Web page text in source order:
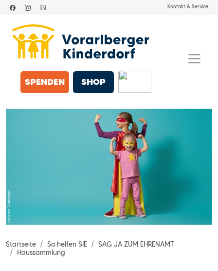
Kontakt & Service
SPENDEN SHOP
Startseite So helfen SIE
SAG JA ZUM EHRENAMT
Haussammlung